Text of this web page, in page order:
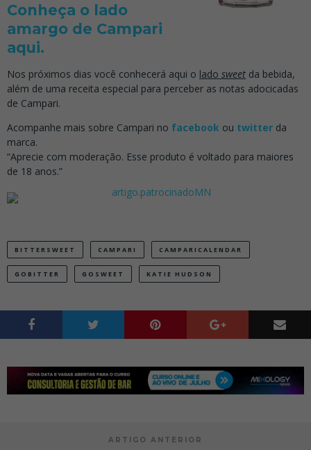
Conheça o lado
amargo de Campari
aqui.
Nos próximos dias você conhecerá aqui o lado sweet da bebida,
além de uma receita especial para perceber as notas adocicadas
de Campari.
Acompanhe mais sobre Campari no facebook ou twitter da
marca.
“Aprecie com moderação. Esse produto é voltado para maiores
de 18 anos.”
BITTERSWEET CAMPARI CAMPARICALENDAR
GOBITTER GOSWEET KATIE HUDSON
ARTIGO ANTERIOR